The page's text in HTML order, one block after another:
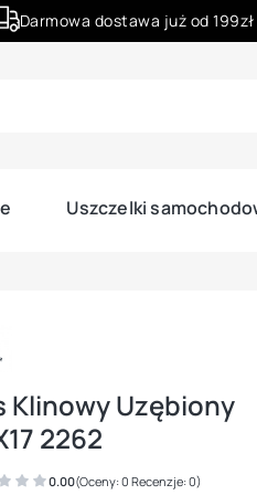
Darmowa dostawa już od 199zł
Uszczelki
Klinowy Uzębiony
2262
0.00(Oceny: 0 Recenzje: 0)